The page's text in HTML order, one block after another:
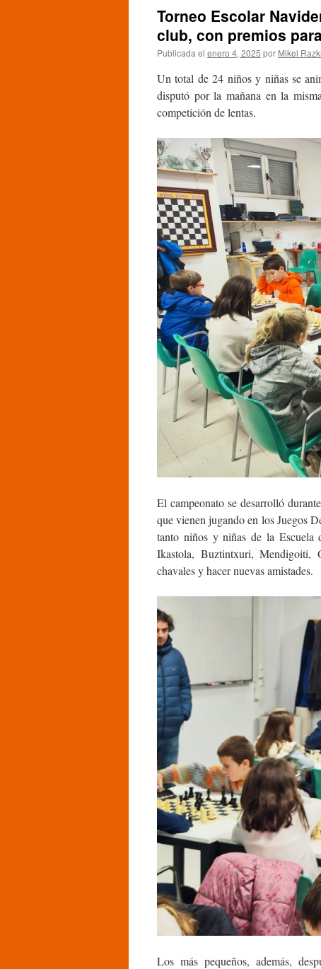
Torneo Escolar
club, con premios
Publicada el enero 4, 2025 por Mikel
Un total de 24 niños y niñas se
disputó por la mañana en la
competición de lentas.
El campeonato se desarrolló
que vienen jugando en los Juegos
tanto niños y niñas de la Escuela
Ikastola, Buztintxuri,
chavales y hacer nuevas amistades.
Los más pequeños, además,